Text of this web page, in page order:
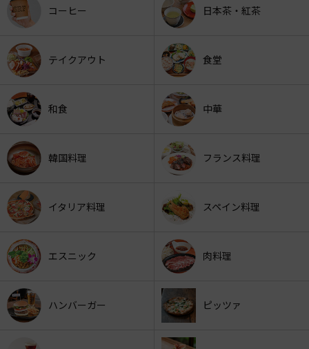
コーヒー 日本茶・紅茶
テイクアウト 食堂
和食 中華
韓国料理 フランス料理
イタリア料理 スペイン料理
エスニック 肉料理
ハンバーガー ピッツァ